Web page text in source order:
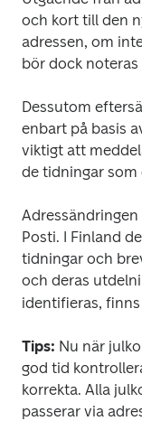
och kort till den
adressen, om
bör dock
Dessutom
enbart på basis
viktigt att
de tidningar som
Posti. I Finland
tidningar och
och deras
identifieras, finns
Tips: Nu när
god tid
korrekta. Alla
passerar via